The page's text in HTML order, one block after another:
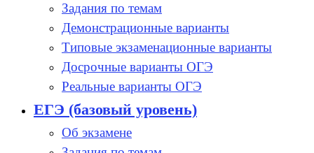
Задания по темам
Демонстрационные варианты
Типовые экзаменационные варианты
Досрочные варианты ОГЭ
Реальные варианты ОГЭ
ЕГЭ (базовый уровень)
Об экзамене